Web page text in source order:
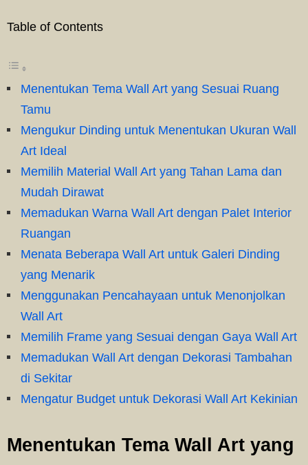
Table of Contents
Menentukan Tema Wall Art yang Sesuai Ruang
Tamu
Mengukur Dinding untuk Menentukan Ukuran Wall
Art Ideal
Memilih Material Wall Art yang Tahan Lama dan
Mudah Dirawat
Memadukan Warna Wall Art dengan Palet Interior
Ruangan
Menata Beberapa Wall Art untuk Galeri Dinding
yang Menarik
Menggunakan Pencahayaan untuk Menonjolkan
Wall Art
Memilih Frame yang Sesuai dengan Gaya Wall Art
Memadukan Wall Art dengan Dekorasi Tambahan
di Sekitar
Mengatur Budget untuk Dekorasi Wall Art Kekinian
Menentukan Tema Wall Art yang